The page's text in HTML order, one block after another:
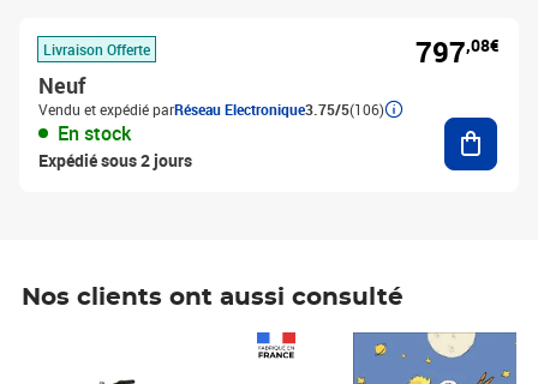
Livraison Offerte
Neuf
Vendu et expédié parRéseau Electronique3.75/5(106)
En stock
Expédié sous 2 jours
797,08€
Nos clients ont aussi consulté
Prix 7,50€